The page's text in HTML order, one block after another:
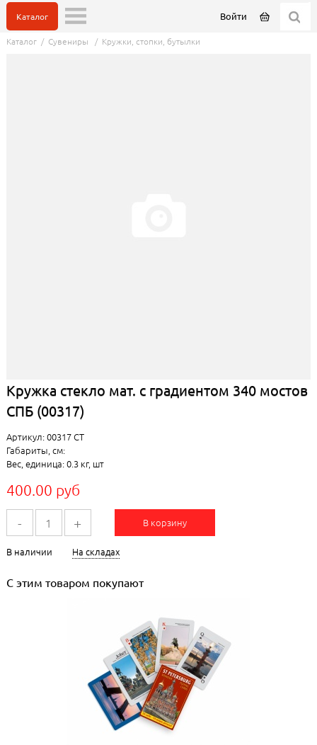
Войти
Каталог
Каталог/ Сувениры / Кружки, стопки, бутылки
Кружка стекло мат. с градиентом 340 мостов
СПБ (00317)
Артикул: 00317 СТ
Габариты, см:
Вес, единица: 0.3 кг, шт
400.00 руб
- + В корзину
В наличии На складах
С этим товаром покупают